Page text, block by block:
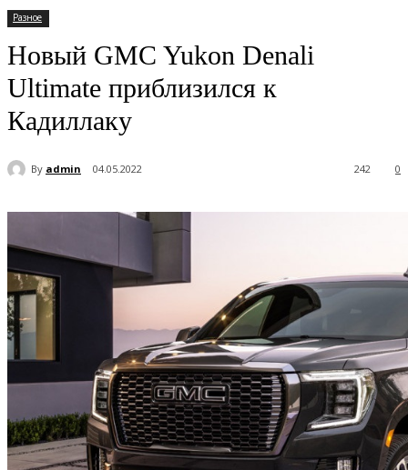
Разное
Новый GMC Yukon Denali
Ultimate приблизился к
Кадиллаку
By admin 04.05.2022 0
242